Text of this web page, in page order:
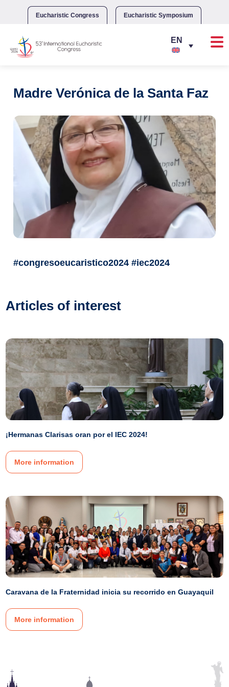
Eucharistic Congress Eucharistic Symposium
Madre Verónica de la Santa Faz
#congresoeucaristico2024 #iec2024
Articles of interest
¡Hermanas Clarisas oran por el IEC 2024!
More information
Caravana de la Fraternidad inicia su recorrido en Guayaquil
More information